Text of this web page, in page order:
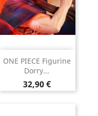
ONE PIECE Figurine
Dorry...
Prix
32,90 €